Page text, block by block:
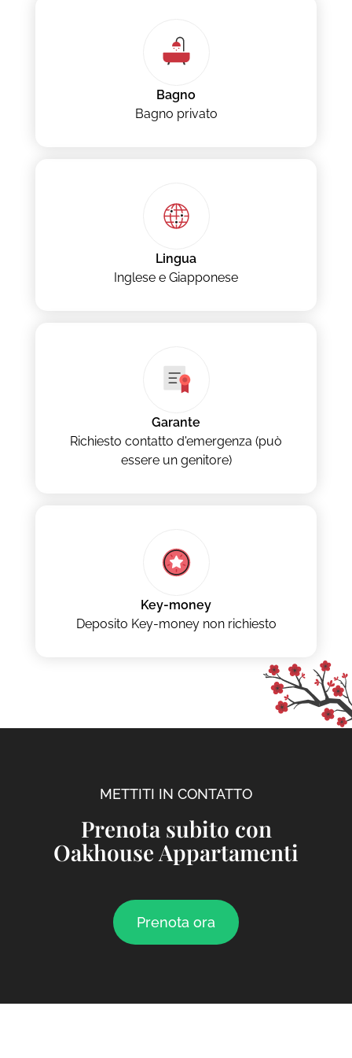
Bagno
Bagno privato
Lingua
Inglese e Giapponese
Garante
Richiesto contatto d'emergenza (può
essere un genitore)
Key-money
Deposito Key-money non richiesto
METTITI IN CONTATTO
Prenota subito con
Oakhouse Appartamenti
Prenota ora